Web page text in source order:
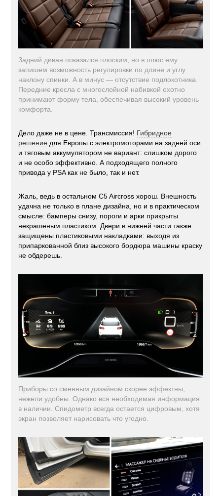
Задний диван показался плоским, но в плюс ему
запишем возможность регулировки по длине и углу
наклону спинки. А в минус — отсутствие подлокотника.
Передние кресла с многослойной набивкой охотно
принимают форму тела, обеспечивая высокий уровень
комфорта.
Дело даже не в цене. Трансмиссия! Гибридное
решение для Европы с электромоторами на задней оси
и тяговым аккумулятором не вариант: слишком дорого
и не особо эффективно. А подходящего полного
привода у PSA как не было, так и нет.
Жаль, ведь в остальном C5 Aircross хорош. Внешность
удачна не только в плане дизайна, но и в практическом
смысле: бамперы снизу, пороги и арки прикрыты
некрашеным пластиком. Двери в нижней части также
защищены пластиковыми накладками: выходя из
припаркованной близ высокого бордюра машины краску
не обдерешь.
Приборы со сменным дизайном скорее эффектны,
нежели удобны. Однако вся необходимая информация
в наличии. Спидометр всегда остается цифровым, хотя
экран позволяет нарисовать что угодно.